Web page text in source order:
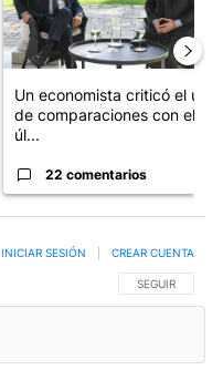
Un economista criticó el uso
de comparaciones con el
úl...
22 comentarios
SIGA ESTA
SEGUIR
INICIAR SESIÓN CREAR CUENTA